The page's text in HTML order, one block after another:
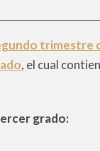
trimestre
, el cual
grado: